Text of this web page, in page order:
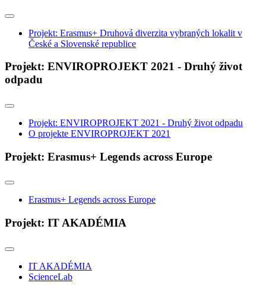
Projekt: Erasmus+ Druhová diverzita vybraných lokalit v
České a Slovenské republice
Projekt: ENVIROPROJEKT 2021 - Druhý život
odpadu
Projekt: ENVIROPROJEKT 2021 - Druhý život odpadu
O projekte ENVIROPROJEKT 2021
Projekt: Erasmus+ Legends across Europe
Erasmus+ Legends across Europe
Projekt: IT AKADÉMIA
IT AKADÉMIA
ScienceLab